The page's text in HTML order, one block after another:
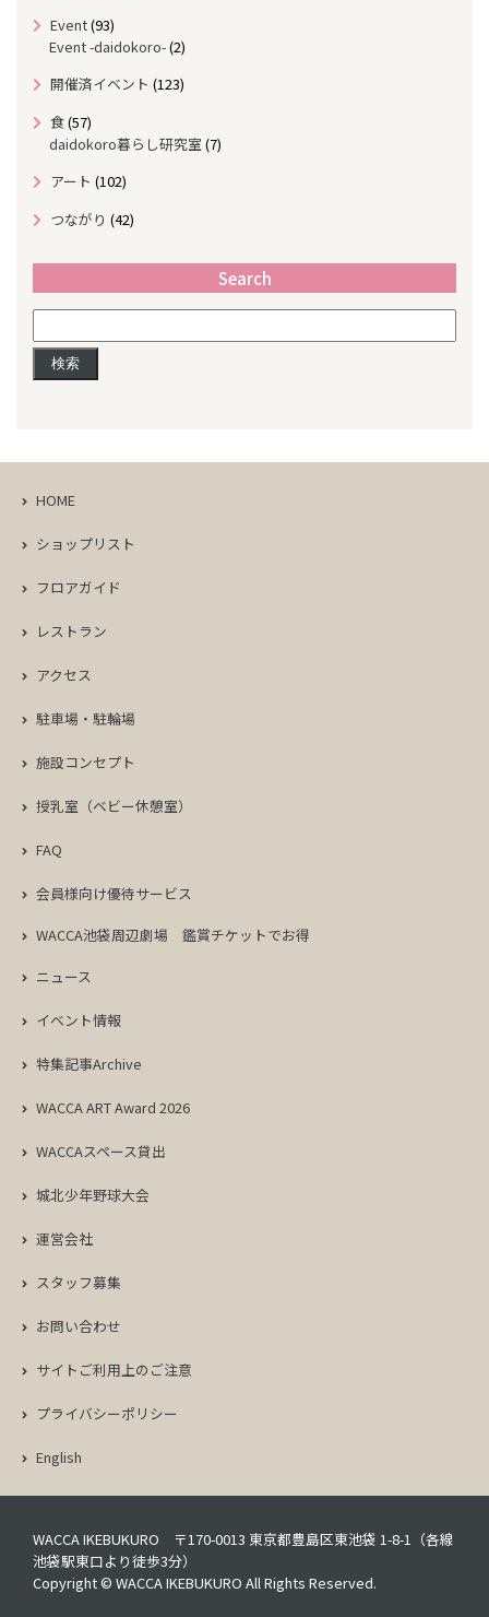
e Event(93)
Event -daidokoro-(2)
開催済イベント (123)
食(57)
daidokoro暮らし研究室(7)
アート (102)
つながり (42)
Search
索:
HOME
ショップリスト
フロアガイド
レストラン
アクセス
駐車場・駐輪場
施設コンセプト
授乳室（ベビー休憩室）
FAQ
会員様向け優待サービス
WACCA池袋周辺劇場 鑑賞チケットでお得
ニュース
イベント情報
特集記事Archive
WACCA ART Award 2026
WACCAスペース貸出
城北少年野球大会
運営会社
スタッフ募集
お問い合わせ
サイトご利用上のご注意
プライバシーポリシー
English
WACCA IKEBUKURO 〒170-0013 東京都豊島区東池袋 1-8-1（各線
池袋駅東口より徒歩3分）
Copyright © WACCA IKEBUKURO All Rights Reserved.